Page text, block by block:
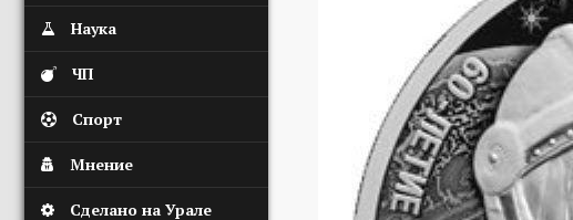
Наука
ЧП
Спорт
Мнение
Сделано на Урале